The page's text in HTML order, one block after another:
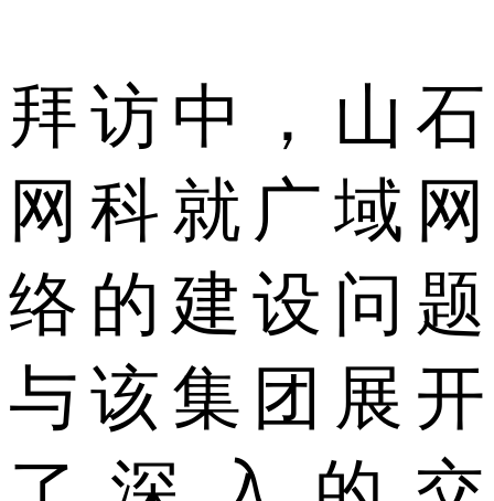
拜访中，山石
网科就广域网
络的建设问题
与该集团展开